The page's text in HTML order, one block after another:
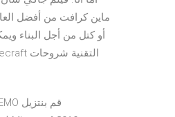
أو كتل من أجل البناء